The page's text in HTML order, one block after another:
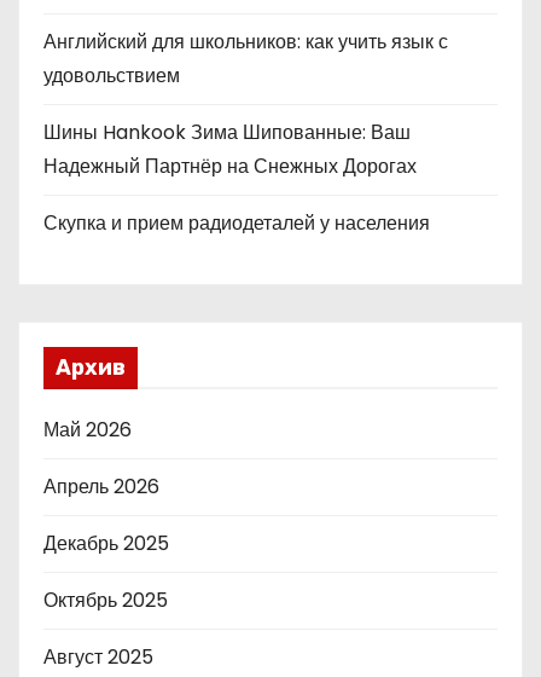
Английский для школьников: как учить язык с
удовольствием
Шины Hankook Зима Шипованные: Ваш
Надежный Партнёр на Снежных Дорогах
Скупка и прием радиодеталей у населения
Архив
Май 2026
Апрель 2026
Декабрь 2025
Октябрь 2025
Август 2025